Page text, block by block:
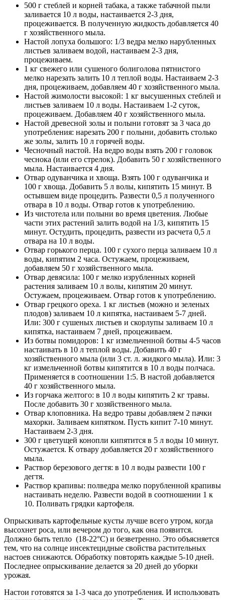
500 г стеблей и корней табака, а также табачной пыли
заливается 10 л воды, настаивается 2-3 дня,
процеживается. В полученную жидкость добавляется 40
г хозяйственного мыла.
Настой лопуха большого: 1/3 ведра мелко нарубленных
листьев заливаем водой, настаиваем 2-3 дня,
процеживаем.
1 кг свежего или сушеного болиголова пятнистого
мелко нарезать залить 10 л теплой воды. Настаиваем 2-3
дня, процеживаем, добавляем 40 г хозяйственного мыла.
Настой жимолости высокой: 1 кг высушенных стеблей и
листьев заливаем 10 л воды. Настаиваем 1-2 суток,
процеживаем. Добавляем 40 г хозяйственного мыла.
Настой древесной золы и полыни готовят за 3 часа до
употребления: нарезать 200 г полыни, добавить столько
же золы, залить 10 л горячей воды.
Чесночный настой. На ведро воды взять 200 г головок
чеснока (или его стрелок). Добавить 50 г хозяйственного
мыла. Настаивается 4 дня.
Отвар одуванчика и хвоща. Взять 100 г одуванчика и
100 г хвоща. Добавить 5 л волы, кипятить 15 минут. В
остывшем виде процедить. Развести 0,5 л полученного
отвара в 10 л воды. Отвар готов к употреблению.
Из чистотела или полыни во время цветения. Любые
части этих растений залить водой на 1/3, кипятить 15
минут. Остудить, процедить, развести из расчета 0,5 л
отвара на 10 л воды.
Отвар горького перца. 100 г сухого перца заливаем 10 л
воды, кипятим 2 часа. Остужаем, процеживаем,
добавляем 50 г хозяйственного мыла.
Отвар девясила: 100 г мелко изрубленных корней
растения заливаем 10 л волы, кипятим 20 минут.
Остужаем, процеживаем. Отвар готов к употреблению.
Отвар грецкого ореха. 1 кг листьев (можно и зеленых
плодов) заливаем 10 л кипятка, настаиваем 5-7 дней.
Или: 300 г сушеных листьев и скорлупы заливаем 10 л
кипятка, настаиваем 7 дней, процеживаем.
Из ботвы помидоров: 1 кг измельченной ботвы 4-5 часов
настаивать в 10 л теплой воды. Добавить 40 г
хозяйственного мыла (или 3 ст. л. жидкого мыла). Или: 3
кг измельченной ботвы кипятится в 10 л воды полчаса.
Применяется в соотношении 1:5. В настой добавляется
40 г хозяйственного мыла.
Из горчака желтого: в 10 л воды кипятить 2 кг травы.
После добавить 30 г хозяйственного мыла.
Отвар клоповника. На ведро травы добавляем 2 пачки
махорки. Заливаем кипятком. Пусть кипит 7-10 минут.
Настаиваем 2-3 дня.
300 г цветущей конопли кипятится в 5 л воды 10 минут.
Остужается. К отвару добавляется 20 г хозяйственного
мыла.
Раствор березового дегтя: в 10 л воды развести 100 г
дегтя.
Раствор крапивы: полведра мелко порубленной крапивы
настаивать неделю. Развести водой в соотношении 1 к
10. Поливать грядки картофеля.
Опрыскивать картофельные кусты лучше всего утром, когда
высохнет роса, или вечером до того, как она появится.
Должно быть тепло (18-22°С) и безветренно. Это объясняется
тем, что на солнце инсектецидные свойства растительных
настоев снижаются. Обработку повторять каждые 5-10 дней.
Последнее опрыскивание делается за 20 дней до уборки
урожая.
Настои готовятся за 1-3 часа до употребления. И использовать